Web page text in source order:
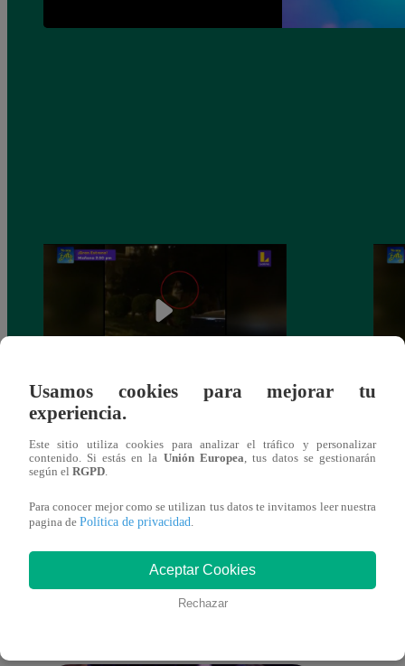
Sofía Franco ocasiona triple choque en
También te puede
interesar
Usamos cookies para mejorar tu
experiencia.
Este sitio utiliza cookies para analizar el tráfico y personalizar
contenido. Si estás en la Unión Europea, tus datos se gestionarán
según el RGPD.
Para conocer mejor como se utilizan tus datos te invitamos leer nuestra
pagina de Política de privacidad.
Aceptar Cookies
Rechazar